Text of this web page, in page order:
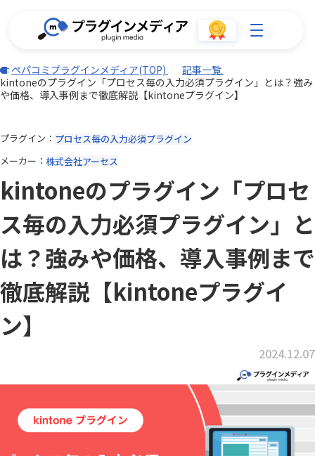
ペパコミプラグインメディア(TOP)
記事一覧
kintoneのプラグイン「プロセス毎の入力必須プラグイン」とは？強み
や価格、導入事例まで徹底解説【kintoneプラグイン】
プラグイン
プロセス毎の入力必須プラグイン
メーカー
株式会社アーセス
kintoneのプラグイン「プロセ
ス毎の入力必須プラグイン」と
は？強みや価格、導入事例まで
徹底解説【kintoneプラグイ
ン】
2024.12.07